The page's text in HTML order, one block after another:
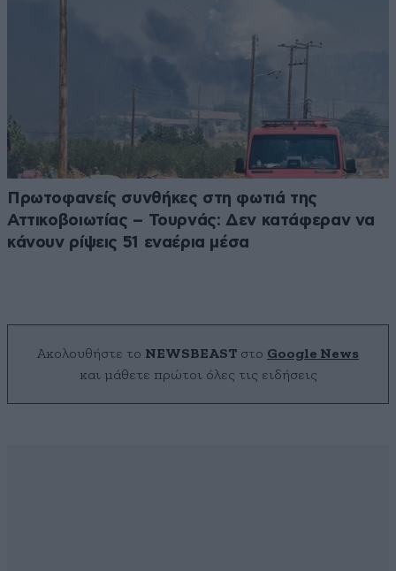
Πρωτοφανείς συνθήκες στη φωτιά της
Αττικοβοιωτίας – Τουρνάς: Δεν κατάφεραν να
κάνουν ρίψεις 51 εναέρια μέσα
Ακολουθήστε το NEWSBEAST στο Google News
και μάθετε πρώτοι όλες τις ειδήσεις